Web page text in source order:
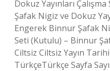
Dokuz Yayınları
Şafak Nigiz ve Dokuz
Engerek Binnur Şafak
Seti (Kutulu) – Binnur
Ciltsiz Ciltsiz Yayın
TürkçeTürkçe Sayfa